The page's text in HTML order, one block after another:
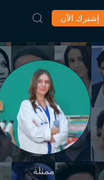
إشترك الآن
ممثلة